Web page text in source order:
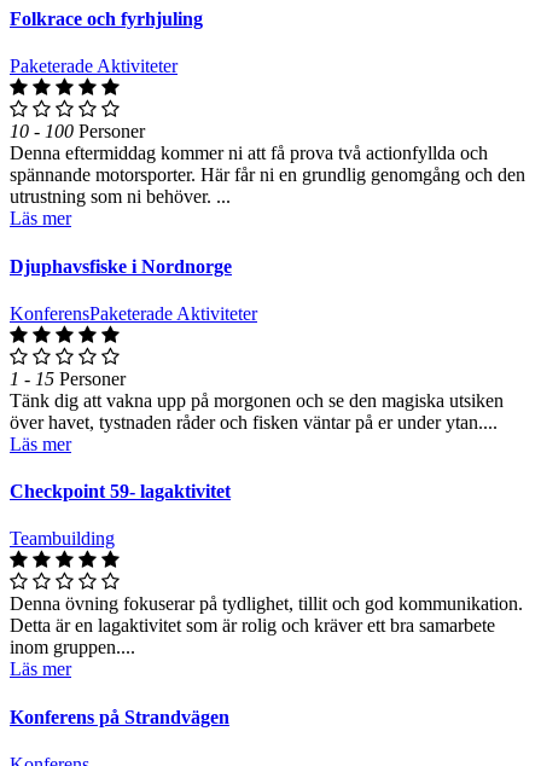
Folkrace och fyrhjuling
Paketerade Aktiviteter
10 - 100 Personer
Denna eftermiddag kommer ni att få prova två actionfyllda och
spännande motorsporter. Här får ni en grundlig genomgång och den
utrustning som ni behöver. ...
Läs mer
Djuphavsfiske i Nordnorge
KonferensPaketerade Aktiviteter
1 - 15 Personer
Tänk dig att vakna upp på morgonen och se den magiska utsiken
över havet, tystnaden råder och fisken väntar på er under ytan....
Läs mer
Checkpoint 59- lagaktivitet
Teambuilding
Denna övning fokuserar på tydlighet, tillit och god kommunikation.
Detta är en lagaktivitet som är rolig och kräver ett bra samarbete
inom gruppen....
Läs mer
Konferens på Strandvägen